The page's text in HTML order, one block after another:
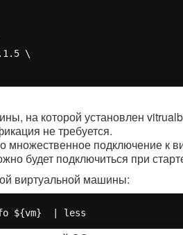
\
на которой установлен
не требуется.
множественное подключение к
будет подключиться при
виртуальной машины: